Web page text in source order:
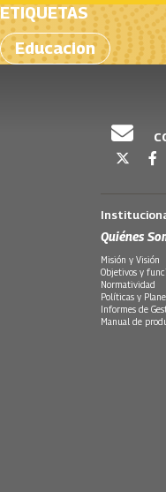
ETIQUETAS
Educacion
Quiénes
Misión y Visión
Objetivos y
Normatividad
Políticas y
Informes de
Manual de